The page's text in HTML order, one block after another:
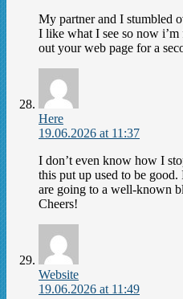
My partner and I stumbled
I like what I see so now
out your web page for a
Here
19.06.2026 at 11:37
I don’t even know how I
this put up used to be
are going to a well-known
Cheers!
Website
19.06.2026 at 11:49